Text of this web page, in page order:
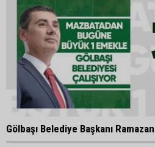
Gölbaşı Belediye Başkanı